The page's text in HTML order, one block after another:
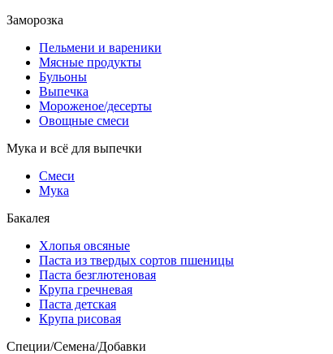
Заморозка
Пельмени и вареники
Мясные продукты
Бульоны
Выпечка
Мороженое/десерты
Овощные смеси
Мука и всё для выпечки
Смеси
Мука
Бакалея
Хлопья овсяные
Паста из твердых сортов пшеницы
Паста безглютеновая
Крупа гречневая
Паста детская
Крупа рисовая
Специи/Семена/Добавки